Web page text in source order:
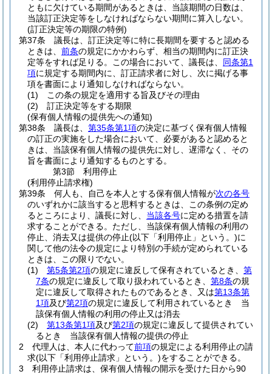
ともに欠けている期間があるときは、当該期間の日数は、
当該訂正決定等をしなければならない期間に算入しない。
(訂正決定等の期限の特例)
第37条
議長は、訂正決定等に特に長期間を要すると認める
ときは、 前条の規定にかかわらず、相当の期間内に訂正決
定等をすれば足りる。
この場合において、議長は、 同条第1
項に規定する期間内に、訂正請求者に対し、次に掲げる事
項を書面により通知しなければならない。
(1)
この条の規定を適用する旨及びその理由
(2)
訂正決定等をする期限
(保有個人情報の提供先への通知)
第38条
議長は、 第35条第1項の決定に基づく保有個人情報
の訂正の実施をした場合において、必要があると認めると
きは、当該保有個人情報の提供先に対し、遅滞なく、その
旨を書面により通知するものとする。
第3節
利用停止
(利用停止請求権)
第39条
何人も、自己を本人とする保有個人情報が次の各号
のいずれかに該当すると思料するときは、この条例の定め
るところにより、議長に対し、 当該各号に定める措置を請
求することができる。 ただし、当該保有個人情報の利用の
停止、消去又は提供の停止(以下「利用停止」という。)に
関して他の法令の規定により特別の手続が定められている
ときは、この限りでない。
(1)
第5条第2項の規定に違反して保有されているとき、 第
7条の規定に違反して取り扱われているとき、 第8条の規
定に違反して取得されたものであるとき、又は第13条第
1項及び第2項の規定に違反して利用されているとき 当
該保有個人情報の利用の停止又は消去
(2)
第13条第1項及び第2項の規定に違反して提供されてい
るとき 当該保有個人情報の提供の停止
2
代理人は、本人に代わって前項の規定による利用停止の請
求(以下「利用停止請求」という。)をすることができる。
3
利用停止請求は、保有個人情報の開示を受けた日から90